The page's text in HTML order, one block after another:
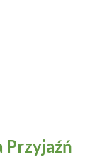
Przyjaźń